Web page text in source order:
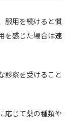
服用を続けると慣
を感じた場合は速
診察を受けること
応じて薬の種類や